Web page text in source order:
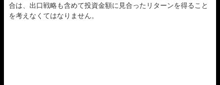
合は、出口戦略も含めて投資金額に見合ったリターンを得ること
を考えなくてはなりません。